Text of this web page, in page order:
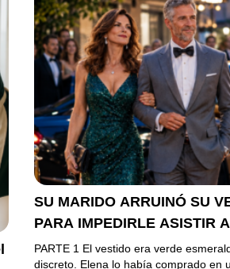
SU MARIDO ARRUINÓ SU
PARA IMPEDIRLE ASISTIR
GALA… PERO ELLA LLEGÓ
LIMUSINA COMO INVITADA
PARTE 1 El vestido era verde
discreto. Elena lo había comprado en